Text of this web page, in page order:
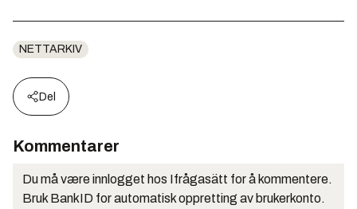
NETTARKIV
Del
Kommentarer
Du må være innlogget hos Ifrågasätt for å kommentere.
Bruk BankID for automatisk oppretting av brukerkonto.